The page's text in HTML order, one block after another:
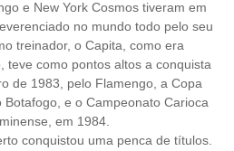
e New York Cosmos tiveram em
no mundo todo pelo seu
treinador, o Capita, como era
teve como pontos altos a conquista
de 1983, pelo Flamengo, a Copa
e o Campeonato Carioca
em 1984.
conquistou uma penca de títulos.